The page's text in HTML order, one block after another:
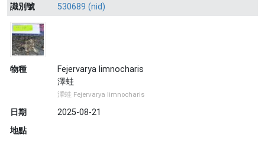
識別號
530689 (nid)
物種
Fejervarya limnocharis
澤蛙
澤蛙 Fejervarya limnocharis
日期
2025-08-21
地點